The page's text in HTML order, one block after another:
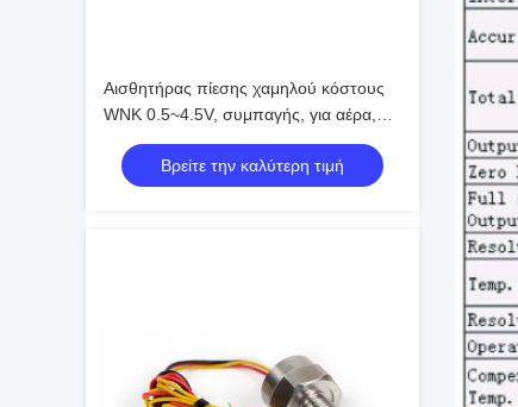
Αισθητήρας πίεσης χαμηλού κόστους
WNK 0.5~4.5V, συμπαγής, για αέρα,
αέριο, λάδι
Βρείτε την καλύτερη τιμή